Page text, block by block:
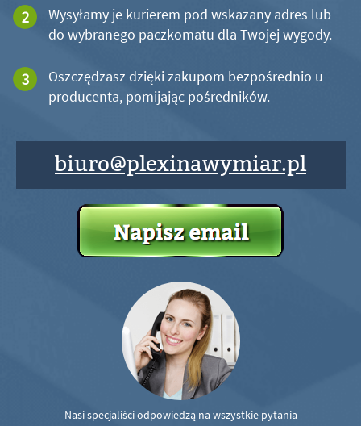
Wysyłamy je kurierem pod wskazany adres lub
do wybranego paczkomatu dla Twojej wygody.
Oszczędzasz dzięki zakupom bezpośrednio u
producenta, pomijając pośredników.
biuro@plexinawymiar.pl
Nasi specjaliści odpowiedzą na wszystkie pytania